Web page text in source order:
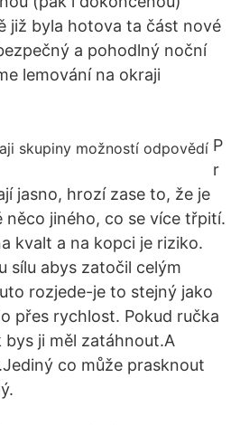
již byla hotova ta část nové
a pohodlný noční
lemování na okraji
P
r
jasno, hrozí zase to, že je
něco jiného, co se více třpití.
kvalt a na kopci je riziko.
sílu abys zatočil celým
rozjede-je to stejný jako
přes rychlost. Pokud ručka
ji měl zatáhnout.A
co může prasknout